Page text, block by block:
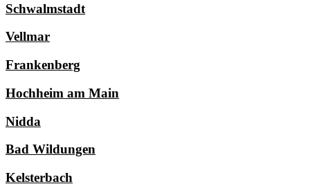
Schwalmstadt
Vellmar
Frankenberg
Hochheim am Main
Nidda
Bad Wildungen
Kelsterbach